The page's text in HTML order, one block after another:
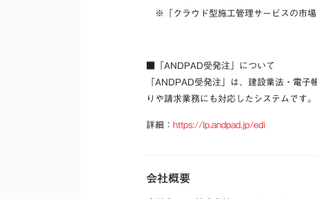
※「クラウド型施工管理サービスの市場
■「ANDPAD受発注」について
「ANDPAD受発注」は、建設業法・電
りや請求業務にも対応したシステムです
詳細： https://lp.andpad.jp/edi
会社概要